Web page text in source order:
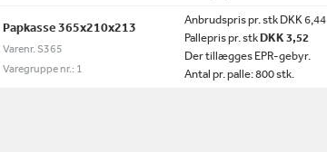
Papkasse 365x210x213
Varenr. S365
Varegruppe nr.: 1
Anbrudspris pr. stk DKK 6,44
Pallepris pr. stkDKK 3,52
Der tillægges EPR-gebyr.
Antal pr. palle: 800 stk.